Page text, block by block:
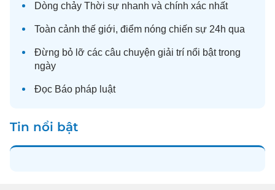
Dòng chảy Thời sự nhanh và chính xác nhất
Toàn cảnh thế giới, điểm nóng chiến sự 24h qua
Đừng bỏ lỡ các câu chuyện giải trí nổi bật trong
ngày
Đọc Báo pháp luật
Tin nổi bật